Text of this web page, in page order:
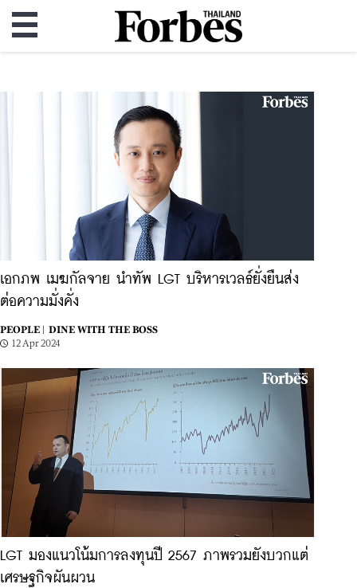
เอกภพ เมฆกัลจาย นำทัพ LGT บริหารเวลธ์ยั่งยืนส่ง
ต่อความมั่งคั่ง
PEOPLE |
DINE WITH THE BOSS
12 Apr 2024
LGT มองแนวโน้มการลงทุนปี 2567 ภาพรวมยังบวกแต่
เศรษฐกิจผันผวน